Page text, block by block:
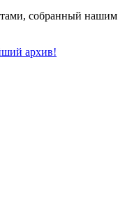
собранный нашим
архив!